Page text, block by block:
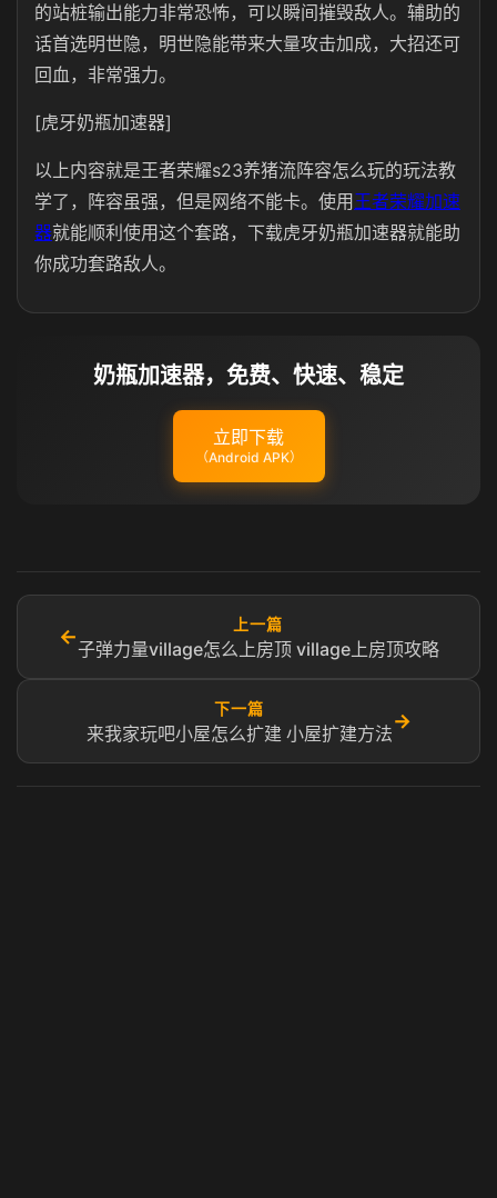
的站桩输出能力非常恐怖，可以瞬间摧毁敌人。辅助的
话首选明世隐，明世隐能带来大量攻击加成，大招还可
回血，非常强力。
[虎牙奶瓶加速器]
以上内容就是王者荣耀s23养猪流阵容怎么玩的玩法教
学了，阵容虽强，但是网络不能卡。使用 王者荣耀加速
器就能顺利使用这个套路，下载虎牙奶瓶加速器就能助
你成功套路敌人。
奶瓶加速器，免费、快速、稳定
立即下载
（Android APK）
←
上一篇
子弹力量village怎么上房顶 village上房顶攻略
下一篇
来我家玩吧小屋怎么扩建 小屋扩建方法
→